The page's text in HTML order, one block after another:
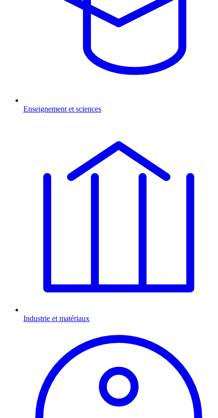
Enseignement et sciences
Industrie et matériaux